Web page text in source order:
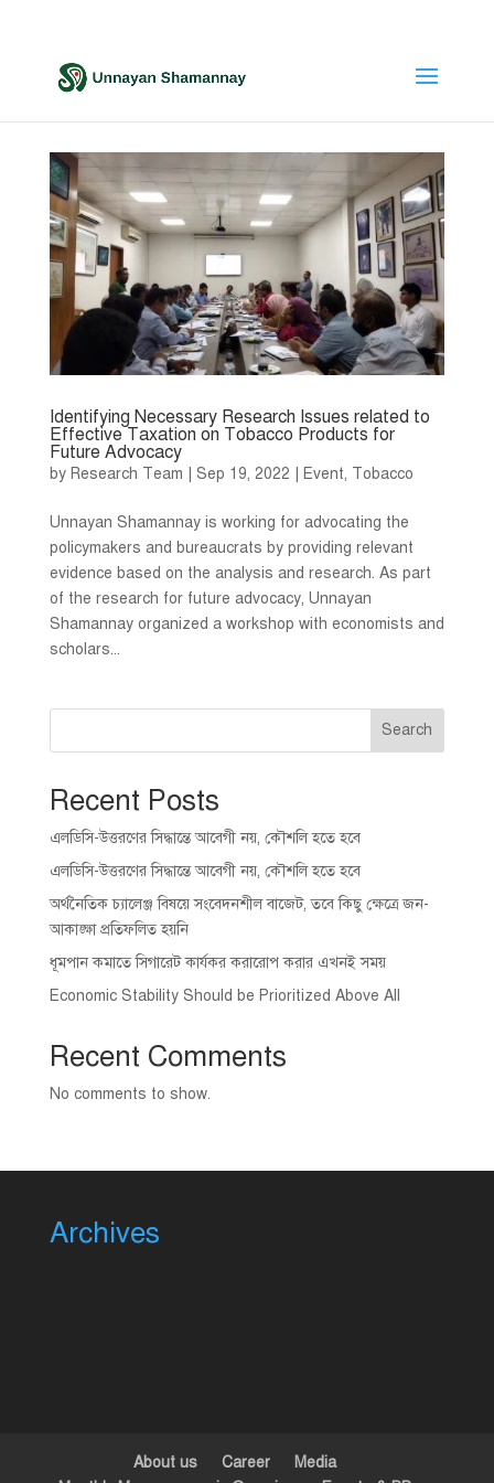
Identifying Necessary Research Issues related to
Effective Taxation on Tobacco Products for
Future Advocacy
by Research Team Sep 19, 2022 Event, Tobacco
Unnayan Shamannay is working for advocating the
policymakers and bureaucrats by providing relevant
evidence based on the analysis and research. As part
of the research for future advocacy, Unnayan
Shamannay organized a workshop with economists and
scholars...
Search
Recent Posts
এলডিসি-উত্তরণের সিদ্ধান্তে আবেগী নয়, কৌশলি হতে হবে
এলডিসি-উত্তরণের সিদ্ধান্তে আবেগী নয়, কৌশলি হতে হবে
অর্থনৈতিক চ্যালেঞ্জ বিষয়ে সংবেদনশীল বাজেট, তবে কিছু ক্ষেত্রে জন-
আকাঙ্ক্ষা প্রতিফলিত হয়নি
ধূমপান কমাতে সিগারেট কার্যকর করারোপ করার এখনই সময়
Economic Stability Should be Prioritized Above All
Recent Comments
No comments to show.
Archives
About us Career
Media